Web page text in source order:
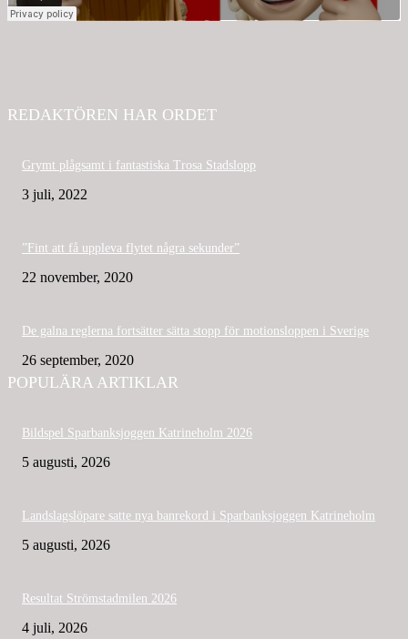
REDAKTÖREN HAR ORDET
Grymt plågsamt i fantastiska Trosa Stadslopp
3 juli, 2022
”Fint att få uppleva flytet några sekunder”
22 november, 2020
De galna reglerna fortsätter sätta stopp för motionsloppen i Sverige
26 september, 2020
POPULÄRA ARTIKLAR
Bildspel Sparbanksjoggen Katrineholm 2026
5 augusti, 2026
Landslagslöpare satte nya banrekord i Sparbanksjoggen Katrineholm
5 augusti, 2026
Resultat Strömstadmilen 2026
4 juli, 2026